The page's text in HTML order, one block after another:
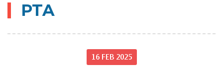
PTA
16 FEB 2025